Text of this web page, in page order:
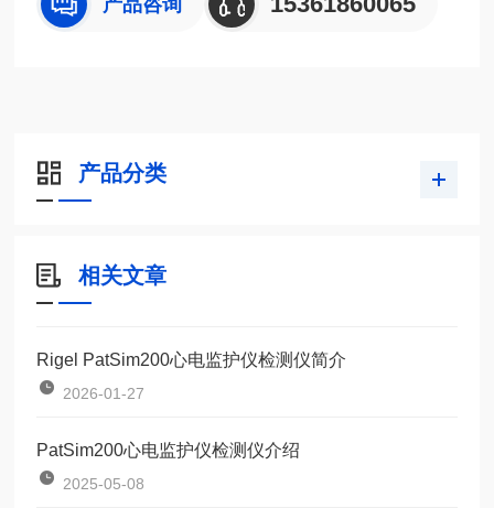
产品分类
相关文章
Rigel PatSim200心电监护仪检测仪简介
2026-01-27
PatSim200心电监护仪检测仪介绍
2025-05-08